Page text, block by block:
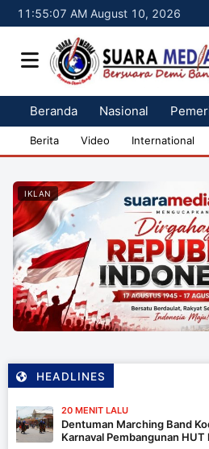
11:55:08 AM August 10, 2026
Beranda Nasional
Berita Video International
IKLAN
HEADLINES
LALU
Marching Band Kodam XXIV/MT
Pembangunan HUT ke-81 RI di